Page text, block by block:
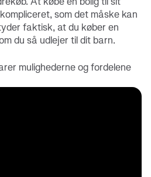
som det måske kan
faktisk, at du køber en
du så udlejer til dit barn.
mulighederne og fordelene